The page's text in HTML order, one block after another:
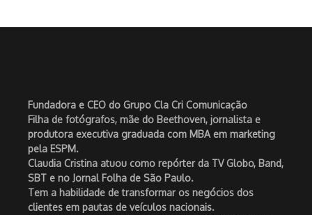
Fundadora e CEO do Grupo Cla Cri Comunicação
Filha de fotógrafos, mãe do Beethoven, jornalista e
produtora executiva graduada com MBA em marketing
pela ESPM.
Claudia Cristina atuou como repórter da TV Globo, Band,
SBT e no Jornal Folha de São Paulo.
Tem a habilidade de transformar os negócios dos
clientes em pautas de veículos nacionais.